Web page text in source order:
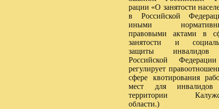
рации «О занятости
в Российской
иными
правовыми актами в
занятости и
защиты
Российской
регулирует
сфере квотирования
мест для
территории
области.)